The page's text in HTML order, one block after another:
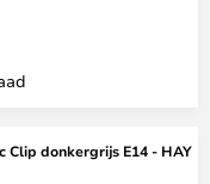
Clip donkergrijs E14 - HAY